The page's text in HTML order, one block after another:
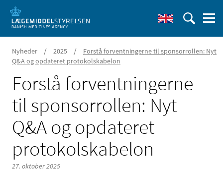
Nyheder / 2025 /
Forstå forventningerne til sponsorrollen: Nyt
Q&A og opdateret protokolskabelon
Forstå forventningerne
til sponsorrollen: Nyt
Q&A og opdateret
protokolskabelon
27. oktober 2025